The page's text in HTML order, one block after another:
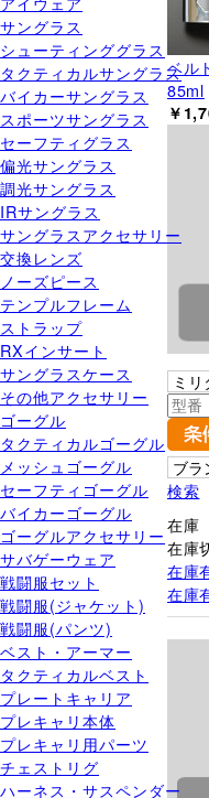
サングラス
シューティンググラス
タクティカルサングラス
バイカーサングラス
スポーツサングラス
セーフティグラス
偏光サングラス
調光サングラス
IRサングラス
サングラスアクセサリー
交換レンズ
ノーズピース
テンプルフレーム
ストラップ
RXインサート
サングラスケース
その他アクセサリー
ゴーグル
タクティカルゴーグル
メッシュゴーグル
セーフティゴーグル
バイカーゴーグル
ゴーグルアクセサリー
サバゲーウェア
戦闘服セット
戦闘服(ジャケット)
戦闘服(パンツ)
ベスト・アーマー
タクティカルベスト
プレートキャリア
プレキャリ本体
プレキャリ用パーツ
チェストリグ
ハーネス・サスペンダー
ベル
85ml
￥
検索
在庫
在庫
在庫
在庫